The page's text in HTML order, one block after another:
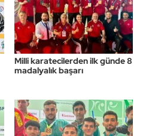
Milli karatecilerden ilk günde 8
madalyalık başarı